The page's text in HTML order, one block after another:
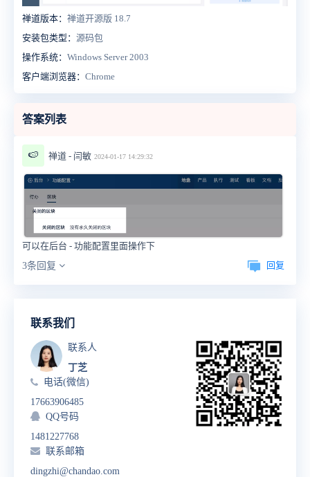
禅道版本： 禅道开源版 18.7
安装包类型： 源码包
操作系统： Windows Server 2003
客户端浏览器： Chrome
答案列表
🍉 禅道 - 闫敏 2024-01-17 14:29:32
可以在后台 - 功能配置里面操作下
3条回复
回复
联系我们
联系人
丁芝
电话(微信)
17663906485
QQ号码
1481227768
联系邮箱
dingzhi@chandao.com